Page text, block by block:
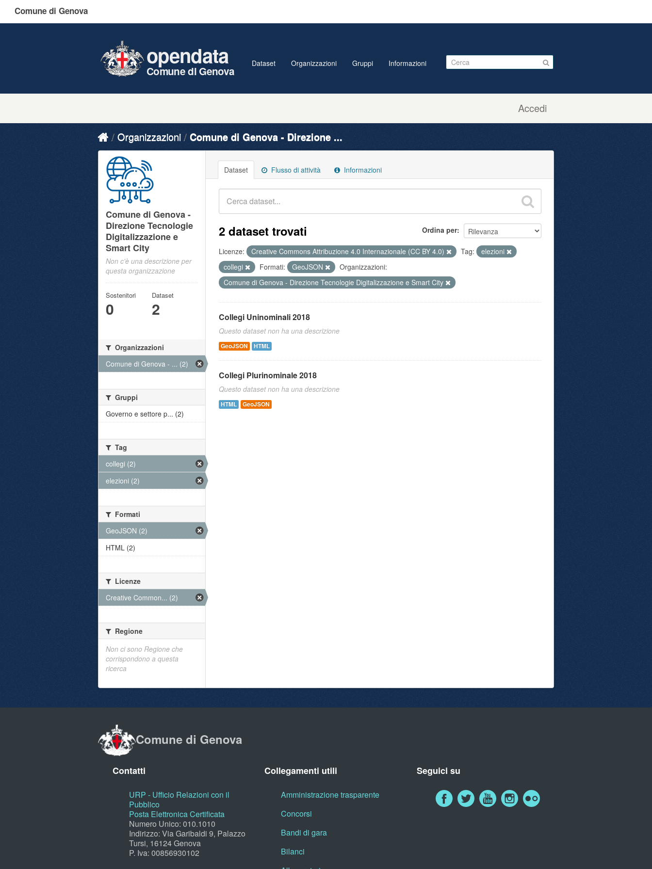
Comune di Genova
Accedi
opendata
Comune di Genova
Dataset Organizzazioni Gruppi Informazioni
Organizzazioni Comune di Genova - Direzione ...
Dataset Flusso di attività Informazioni
Ordina per
2 dataset trovati
Licenze: Creative Commons Attribuzione 4.0 Internazionale (CC BY 4.0) Tag:
elezioni
collegi
Formati: GeoJSON
Organizzazioni:
Comune di Genova - Direzione Tecnologie Digitalizzazione e Smart City
Collegi Uninominali 2018
Questo dataset non ha una descrizione
GeoJSON HTML
Collegi Plurinominale 2018
Questo dataset non ha una descrizione
HTML GeoJSON
Comune di Genova -
Direzione Tecnologie
Digitalizzazione e
Smart City
Non c'è una descrizione per
questa organizzazione
Sostenitori
0
Dataset
2
Organizzazioni
Comune di Genova - ... (2)
Gruppi
Governo e settore p... (2)
Tag
collegi (2)
elezioni (2)
Formati
GeoJSON (2)
HTML (2)
Licenze
Creative Common... (2)
Regione
Non ci sono Regione che
corrispondono a questa
ricerca
Comune di Genova
Contatti
URP - Ufficio Relazioni con il
Pubblico
Posta Elettronica Certificata
Numero Unico: 010.1010
Indirizzo: Via Garibaldi 9, Palazzo
Tursi, 16124 Genova
P. Iva: 00856930102
Collegamenti utili
Amministrazione trasparente
Concorsi
Bandi di gara
Bilanci
Seguici su